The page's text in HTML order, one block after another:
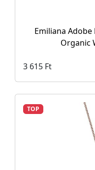
Emiliana Adobe
Organic
3 615 Ft
TOP